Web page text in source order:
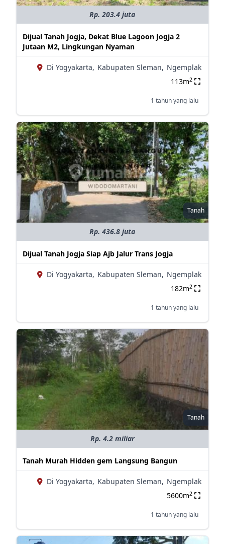
Rp. 203.4 juta
Dijual Tanah Jogja, Dekat Blue Lagoon Jogja 2
Jutaan M2, Lingkungan Nyaman
Di Yogyakarta, Kabupaten Sleman, Ngemplak
113m2
1 tahun yang lalu
Tanah
Rp. 436.8 juta
Dijual Tanah Jogja Siap Ajb Jalur Trans Jogja
Di Yogyakarta, Kabupaten Sleman, Ngemplak
182m2
1 tahun yang lalu
Tanah
Rp. 4.2 miliar
Tanah Murah Hidden gem Langsung Bangun
Di Yogyakarta, Kabupaten Sleman, Ngemplak
5600m2
1 tahun yang lalu